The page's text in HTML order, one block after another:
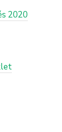
2020